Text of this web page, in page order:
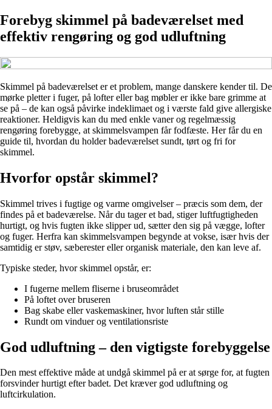
Forebyg skimmel på badeværelset med
effektiv rengøring og god udluftning
Skimmel på badeværelset er et problem, mange danskere kender til. De
mørke pletter i fuger, på lofter eller bag møbler er ikke bare grimme at
se på – de kan også påvirke indeklimaet og i værste fald give allergiske
reaktioner. Heldigvis kan du med enkle vaner og regelmæssig
rengøring forebygge, at skimmelsvampen får fodfæste. Her får du en
guide til, hvordan du holder badeværelset sundt, tørt og fri for
skimmel.
Hvorfor opstår skimmel?
Skimmel trives i fugtige og varme omgivelser – præcis som dem, der
findes på et badeværelse. Når du tager et bad, stiger luftfugtigheden
hurtigt, og hvis fugten ikke slipper ud, sætter den sig på vægge, lofter
og fuger. Herfra kan skimmelsvampen begynde at vokse, især hvis der
samtidig er støv, sæberester eller organisk materiale, den kan leve af.
Typiske steder, hvor skimmel opstår, er:
I fugerne mellem fliserne i bruseområdet
På loftet over bruseren
Bag skabe eller vaskemaskiner, hvor luften står stille
Rundt om vinduer og ventilationsriste
God udluftning – den vigtigste forebyggelse
Den mest effektive måde at undgå skimmel på er at sørge for, at fugten
forsvinder hurtigt efter badet. Det kræver god udluftning og
luftcirkulation.